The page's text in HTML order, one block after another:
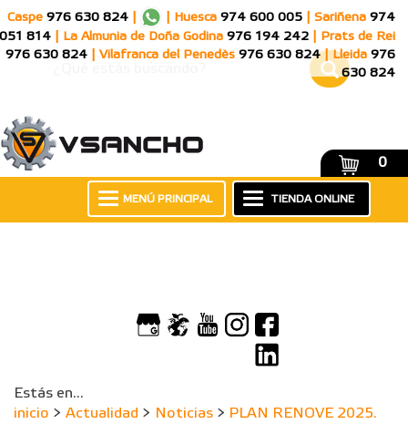
Caspe 976 630 824 Huesca 974 600 005 Sariñena 974
051 814
La Almunia de Doña Godina 976 194 242
Prats de Rei
976 630 824
Vilafranca del Penedès 976 630 824 Lleida 976
630 824
0
TIENDA ONLINE
MENÚ PRINCIPAL
Estás en...
inicio > Actualidad > Noticias > PLAN RENOVE 2025.